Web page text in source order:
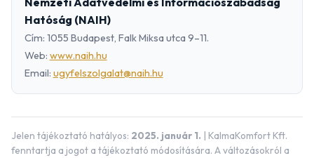
Hatóság (NAIH)
Cím: 1055 Budapest, Falk Miksa utca 9–11.
Web: www.naih.hu
Email: ugyfelszolgalat@naih.hu
Jelen tájékoztató hatályos: 2025. január 1. | KalmaKomfort Kft.
fenntartja a jogot a tájékoztató módosítására. A változásokról a